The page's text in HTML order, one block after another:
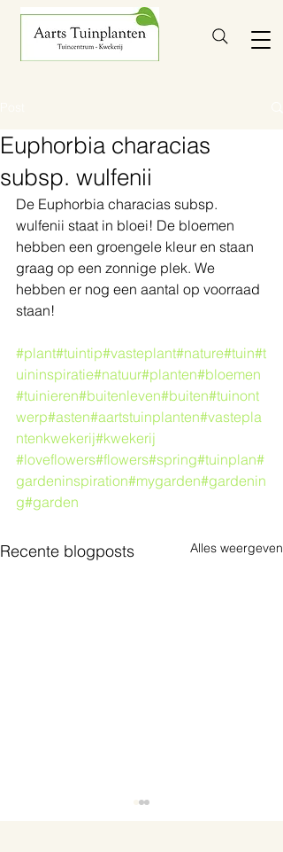
Euphorbia characias
subsp. wulfenii
De Euphorbia characias subsp.
wulfenii staat in bloei! De bloemen
hebben een groengele kleur en staan
graag op een zonnige plek. We
hebben er nog een aantal op voorraad
staan!
#plant#tuintip#vasteplant#nature#tuin#t
uininspiratie#natuur#planten#bloemen
#tuinieren#buitenleven#buiten#tuinont
werp#asten#aartstuinplanten#vastepla
ntenkwekerij#kwekerij
#loveflowers#flowers#spring#tuinplan#
gardeninspiration#mygarden#gardenin
g#garden
Recente blogposts Alles weergeven